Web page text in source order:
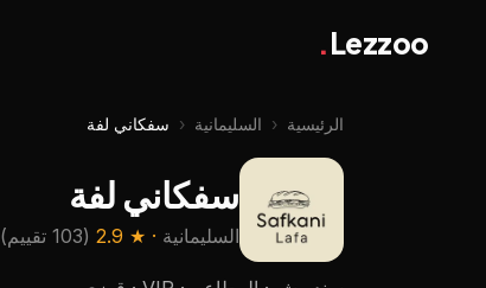
Lezzoo
.
الرئيسية ‹ السليمانية ‹ سفكاني لفة
سفكاني لفة
السليمانية · ★
2.9
(103 تقييم )